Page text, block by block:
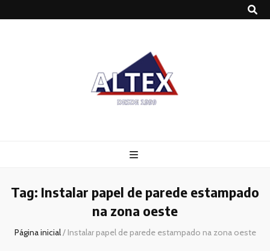
Tag: Instalar papel de parede estampado
na zona oeste
Página inicial/ Instalar papel de parede estampado na zona oeste